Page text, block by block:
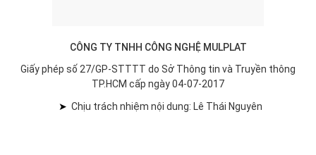
CÔNG TY TNHH CÔNG NGHỆ MULPLAT
Giấy phép số 27/GP-STTTT do Sở Thông tin và Truyền thông
TP.HCM cấp ngày 04-07-2017
➤ Chịu trách nhiệm nội dung: Lê Thái Nguyên